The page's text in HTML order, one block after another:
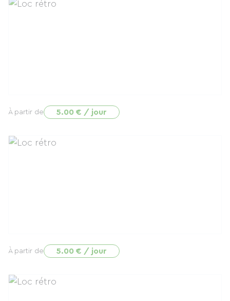
À partir de 5.00 € / jour
À partir de 5.00 € / jour